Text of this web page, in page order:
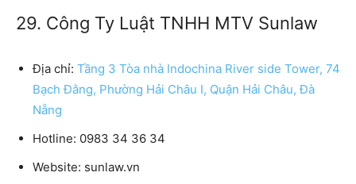
29. Công Ty Luật TNHH MTV Sunlaw
Địa chỉ: Tầng 3 Tòa nhà Indochina River side Tower, 74
Bạch Đằng, Phường Hải Châu I, Quận Hải Châu, Đà
Nẵng
Hotline: 0983 34 36 34
Website: sunlaw.vn